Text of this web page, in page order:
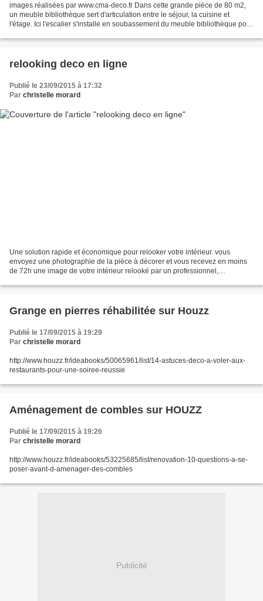
images réalisées par www.cma-deco.fr Dans cette grande pièce de 80 m2,
un meuble bibliothèque sert d'articulation entre le séjour, la cuisine et
l'étage. Ici l'escalier s'installe en soubassement du meuble bibliothèque pour
relooking deco en ligne
Publié le 23/09/2015 à 17:32
Par christelle morard
Une solution rapide et économique pour relooker votre intérieur. vous
envoyez une photographie de la pièce à décorer et vous recevez en moins
de 72h une image de votre intérieur relooké par un professionnel,
Grange en pierres réhabilitée sur Houzz
Publié le 17/09/2015 à 19:29
Par christelle morard
http://www.houzz.fr/ideabooks/50065961/list/14-astuces-deco-a-voler-aux-
restaurants-pour-une-soiree-reussie
Aménagement de combles sur HOUZZ
Publié le 17/09/2015 à 19:26
Par christelle morard
http://www.houzz.fr/ideabooks/53225685/list/renovation-10-questions-a-se-
poser-avant-d-amenager-des-combles
Publicité